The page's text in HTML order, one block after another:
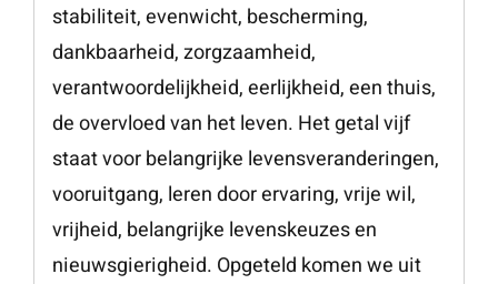
stabiliteit, evenwicht, bescherming,
dankbaarheid, zorgzaamheid,
verantwoordelijkheid, eerlijkheid, een thuis,
de overvloed van het leven. Het getal vijf
staat voor belangrijke levensveranderingen,
vooruitgang, leren door ervaring, vrije wil,
vrijheid, belangrijke levenskeuzes en
nieuwsgierigheid. Opgeteld komen we uit